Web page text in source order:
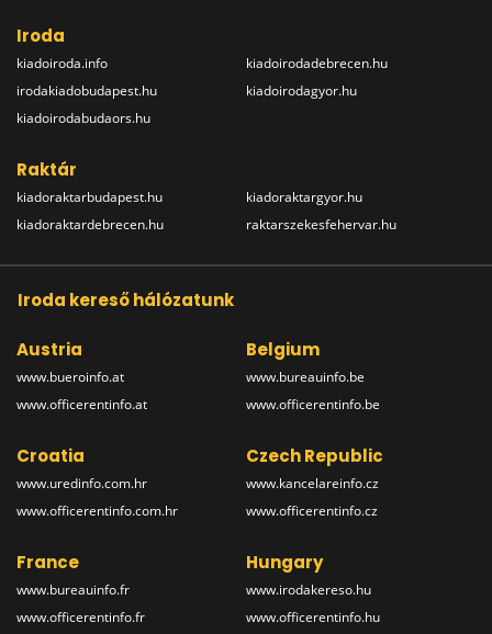
Iroda
kiadoiroda.info
irodakiadobudapest.hu
kiadoirodabudaors.hu
kiadoirodadebrecen.hu
kiadoirodagyor.hu
Raktár
kiadoraktarbudapest.hu
kiadoraktardebrecen.hu
kiadoraktargyor.hu
raktarszekesfehervar.hu
Iroda kereső hálózatunk
Austria
www.bueroinfo.at
www.officerentinfo.at
Belgium
www.bureauinfo.be
www.officerentinfo.be
Croatia
www.uredinfo.com.hr
www.officerentinfo.com.hr
Czech Republic
www.kancelareinfo.cz
www.officerentinfo.cz
France
www.bureauinfo.fr
www.officerentinfo.fr
Hungary
www.irodakereso.hu
www.officerentinfo.hu